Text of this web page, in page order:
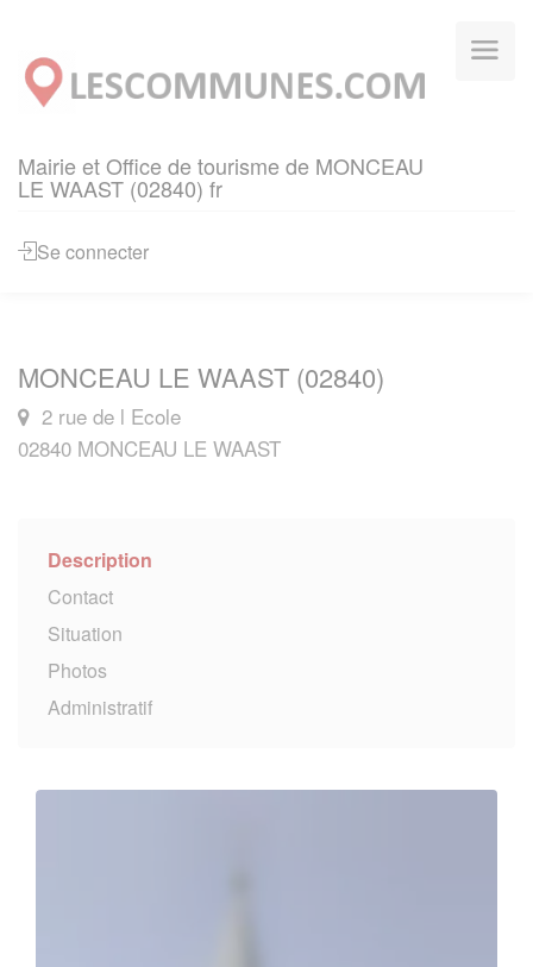
Mairie et Office de tourisme de MONCEAU
LE WAAST (02840) fr
Se connecter
MONCEAU LE WAAST (02840)
2 rue de l Ecole
02840 MONCEAU LE WAAST
Description
Contact
Situation
Photos
Administratif